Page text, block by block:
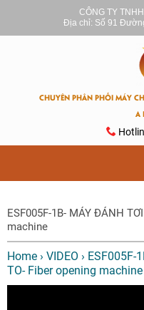
CÔNG TY
Địa chỉ: Số 91
CHUYÊN PHÂN PHỐI MÁY
A
ESF005F-1B- MÁY ĐÁNH
machine
Home › VIDEO › ESF005F-
TO- Fiber opening machine